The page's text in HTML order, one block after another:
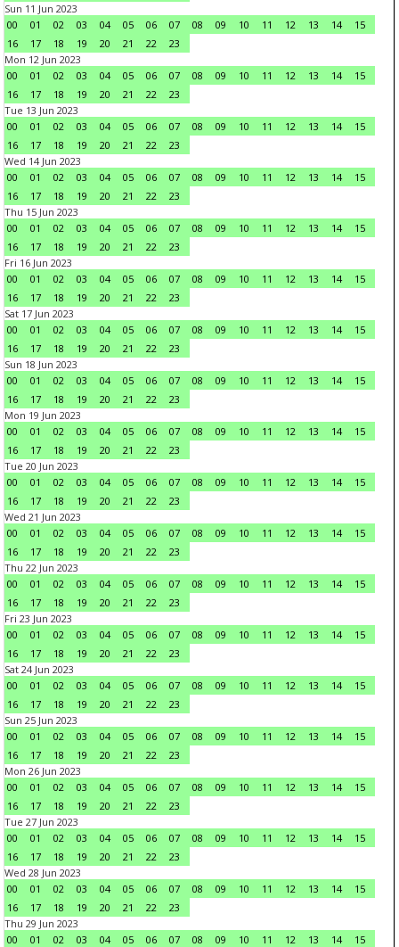
Sun 11 Jun 2023
00
01 02 03 04 05 06 07 08 09 10 11 12 13 14
15
16
17 18 19 20 21 22
23
Mon 12 Jun 2023
00
01 02 03 04 05 06 07 08 09 10 11 12 13 14
15
16
17 18 19 20 21 22
23
Tue 13 Jun 2023
00
01 02 03 04 05 06 07 08 09 10 11 12 13 14
15
16
17 18 19 20 21 22
23
Wed 14 Jun 2023
00
01 02 03 04 05 06 07 08 09 10 11 12 13 14
15
16
17 18 19 20 21 22
23
Thu 15 Jun 2023
00
01 02 03 04 05 06 07 08 09 10 11 12 13 14
15
16
17 18 19 20 21 22
23
Fri 16 Jun 2023
00
01 02 03 04 05 06 07 08 09 10 11 12 13 14
15
16
17 18 19 20 21 22
23
Sat 17 Jun 2023
00
01 02 03 04 05 06 07 08 09 10 11 12 13 14
15
16
17 18 19 20 21 22
23
Sun 18 Jun 2023
00
01 02 03 04 05 06 07 08 09 10 11 12 13 14
15
16
17 18 19 20 21 22
23
Mon 19 Jun 2023
00
01 02 03 04 05 06 07 08 09 10 11 12 13 14
15
16
17 18 19 20 21 22
23
Tue 20 Jun 2023
00
01 02 03 04 05 06 07 08 09 10 11 12 13 14
15
16
17 18 19 20 21 22
23
Wed 21 Jun 2023
00
01 02 03 04 05 06 07 08 09 10 11 12 13 14
15
16
17 18 19 20 21 22
23
Thu 22 Jun 2023
00
01 02 03 04 05 06 07 08 09 10 11 12 13 14
15
16
17 18 19 20 21 22
23
Fri 23 Jun 2023
00
01 02 03 04 05 06 07 08 09 10 11 12 13 14
15
16
17 18 19 20 21 22
23
Sat 24 Jun 2023
00
01 02 03 04 05 06 07 08 09 10 11 12 13 14
15
16
17 18 19 20 21 22
23
Sun 25 Jun 2023
00
01 02 03 04 05 06 07 08 09 10 11 12 13 14
15
16
17 18 19 20 21 22
23
Mon 26 Jun 2023
00
01 02 03 04 05 06 07 08 09 10 11 12 13 14
15
16
17 18 19 20 21 22
23
Tue 27 Jun 2023
00
01 02 03 04 05 06 07 08 09 10 11 12 13 14
15
16
17 18 19 20 21 22
23
Wed 28 Jun 2023
00
01 02 03 04 05 06 07 08 09 10 11 12 13 14
15
16
17 18 19 20 21 22
23
Thu 29 Jun 2023
00
01 02 03 04 05 06 07 08 09 10 11 12 13 14
15